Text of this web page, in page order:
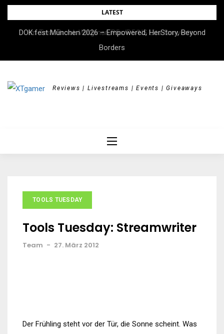
Skip
content
LATEST
Im Test: Brook Wingman P5s/P5/NS Lite Converter
DOK.fest München 2026 – Empowered, HerStory, Beyond
Borders
Reviews | Livestreams | Events | Giveaways
TOOLS TUESDAY
Tools Tuesday: Streamwriter
Team - 27. März 2012
Der Frühling steht vor der Tür, die Sonne scheint. Was